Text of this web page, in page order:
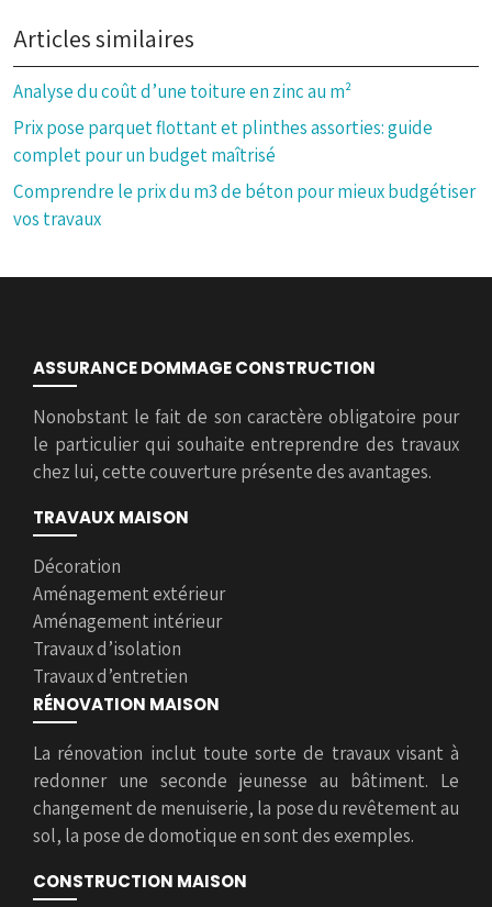
Articles similaires
Analyse du coût d’une toiture en zinc au m²
Prix pose parquet flottant et plinthes assorties: guide
complet pour un budget maîtrisé
Comprendre le prix du m3 de béton pour mieux budgétiser
vos travaux
ASSURANCE DOMMAGE CONSTRUCTION
Nonobstant le fait de son caractère obligatoire pour
le particulier qui souhaite entreprendre des travaux
chez lui, cette couverture présente des avantages.
TRAVAUX MAISON
Décoration
Aménagement extérieur
Aménagement intérieur
Travaux d’isolation
Travaux d’entretien
RÉNOVATION MAISON
La rénovation inclut toute sorte de travaux visant à
redonner une seconde jeunesse au bâtiment. Le
changement de menuiserie, la pose du revêtement au
sol, la pose de domotique en sont des exemples.
CONSTRUCTION MAISON